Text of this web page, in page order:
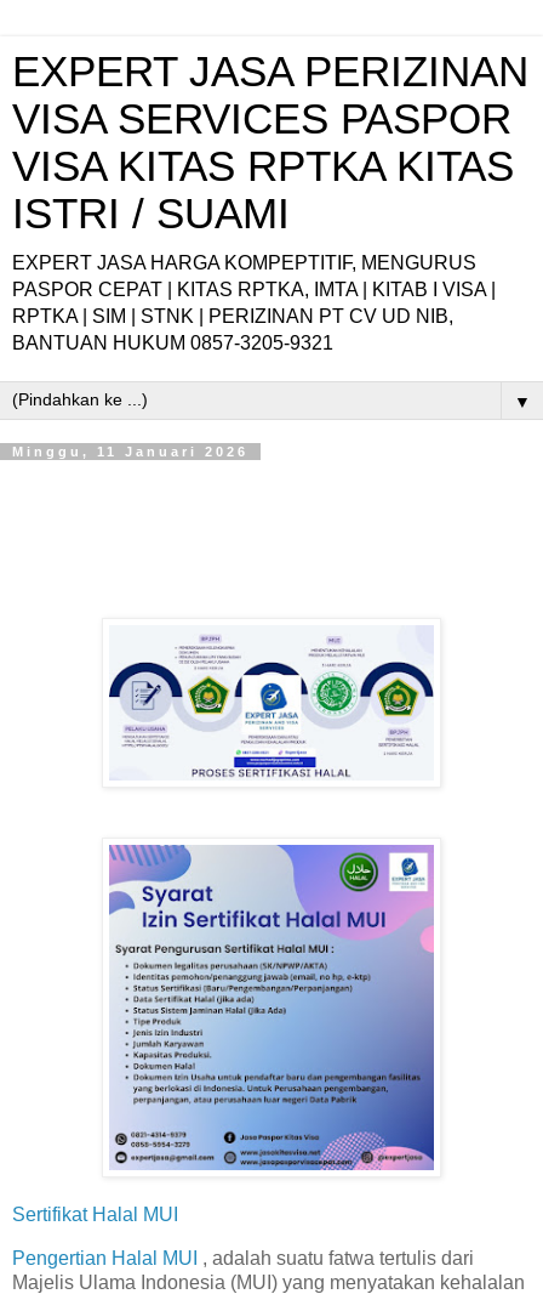
EXPERT JASA PERIZINAN
VISA SERVICES PASPOR
VISA KITAS RPTKA KITAS
ISTRI / SUAMI
EXPERT JASA HARGA KOMPEPTITIF, MENGURUS
PASPOR CEPAT | KITAS RPTKA, IMTA | KITAB I VISA |
RPTKA | SIM | STNK | PERIZINAN PT CV UD NIB,
BANTUAN HUKUM 0857-3205-9321
▼
Minggu, 11 Januari 2026
Sertifikat Halal MUI
Pengertian Halal MUI , adalah suatu fatwa tertulis dari
Majelis Ulama Indonesia (MUI) yang menyatakan kehalalan